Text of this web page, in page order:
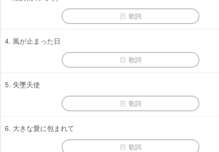
歌詞
4. 風が止まった日
歌詞
5. 失墜天使
歌詞
6. 大きな愛に包まれて
歌詞